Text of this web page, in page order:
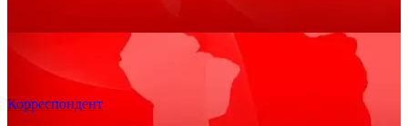
Корреспондент